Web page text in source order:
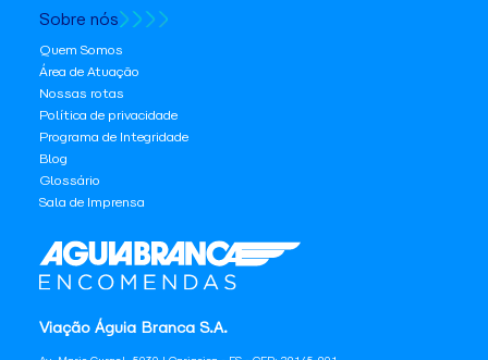
Viação Águia Branca S.A.
Sobre nós
Quem Somos
Área de Atuação
Nossas rotas
Política de privacidade
Programa de Integridade
Blog
Glossário
Sala de Imprensa